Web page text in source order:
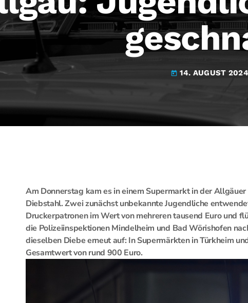
today 14. AUGUST 2024
Am Donnerstag kam es in einem Supermarkt in der
Diebstahl. Zwei zunächst unbekannte Jugendliche
Druckerpatronen im Wert von mehreren tausend Euro und
die Polizeiinspektionen Mindelheim und Bad Wörishofen
dieselben Diebe erneut auf: In Supermärkten in Türkheim
Gesamtwert von rund 900 Euro.